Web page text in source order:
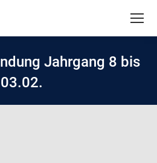
Jahrgang 8 bis
03.02.